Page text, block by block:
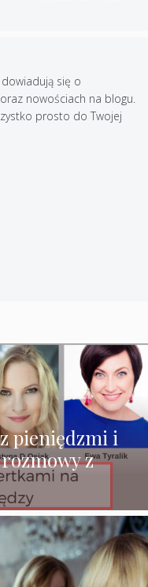
się o
nowościach na blogu.
prosto do Twojej
pieniędzmi i
z